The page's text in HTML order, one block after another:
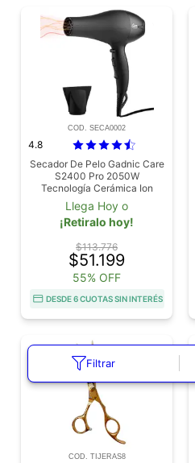
Filtrar
COD. SECA0002
4.8
Secador De Pelo Gadnic Care
S2400 Pro 2050W
Tecnología Cerámica Ion
Negativo Motor AC
Llega Hoy o
¡Retiralo hoy!
$113.776
$51.199
55% OFF
DESDE 6 CUOTAS SIN INTERÉS
COD. TIJERAS8